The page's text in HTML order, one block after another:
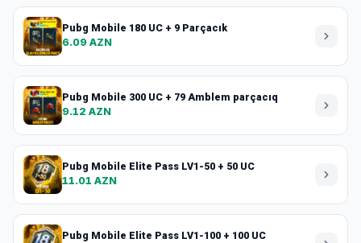
Pubg Mobile 180 UC + 9 Parçacık
6.09 AZN
Pubg Mobile 300 UC + 79 Amblem parçacıq
9.12 AZN
Pubg Mobile Elite Pass LV1-50 + 50 UC
11.01 AZN
Pubg Mobile Elite Pass LV1-100 + 100 UC